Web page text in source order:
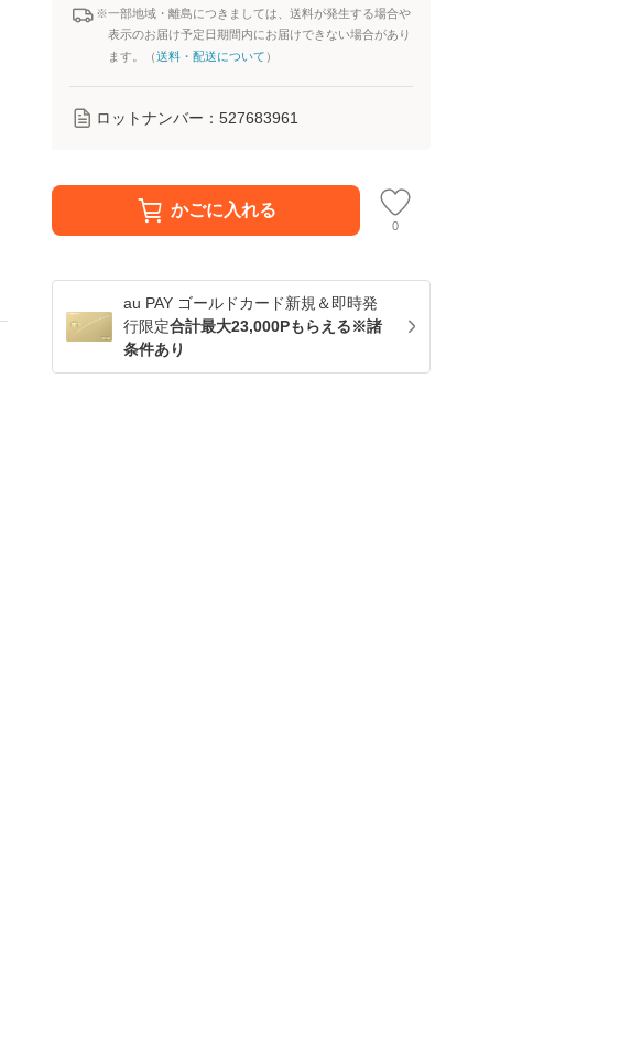
※一部地域・離島につきましては、送料が発生する場合や
表示のお届け予定日期間内にお届けできない場合があり
ます。（送料・配送について ）
ロットナンバー： 527683961
かごに入れる
0
au PAY ゴールドカード新規＆即時発
行限定合計最大23,000Pもらえる※諸
条件あり